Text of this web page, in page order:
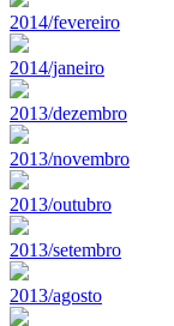
2014/fevereiro
2014/janeiro
2013/dezembro
2013/novembro
2013/outubro
2013/setembro
2013/agosto